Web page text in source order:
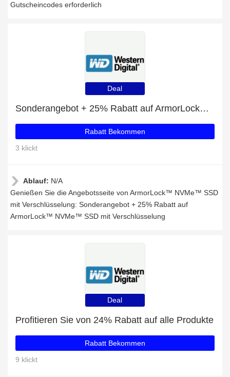
Gutscheincodes erforderlich
Deal
Sonderangebot + 25% Rabatt auf ArmorLock™ NVMe™ SSD mit Verschlüsselung
Rabatt Bekommen
3 klickt
Ablauf: N/A
Genießen Sie die Angebotsseite von ArmorLock™ NVMe™ SSD
mit Verschlüsselung: Sonderangebot + 25% Rabatt auf
ArmorLock™ NVMe™ SSD mit Verschlüsselung
Deal
Profitieren Sie von 24% Rabatt auf alle Produkte
Rabatt Bekommen
9 klickt